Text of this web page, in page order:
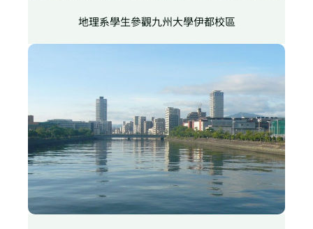
地理系學生參觀九州大學伊都校區